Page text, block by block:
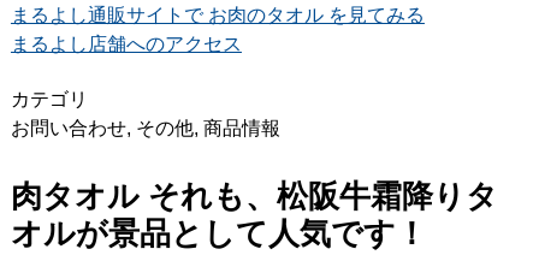
まるよし通販サイトで お肉のタオル を見てみる
まるよし店舗へのアクセス
カテゴリ
お問い合わせ, その他, 商品情報
肉タオル それも、松阪牛霜降りタ
オルが景品として人気です！